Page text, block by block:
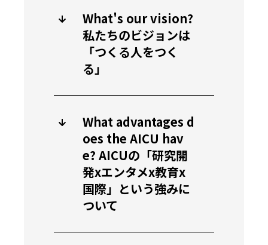
What's our vision?
私たちのビジョンは
「つくる人をつく
る」
What advantages d
oes the AICU hav
e? AICUの「研究開
発xエンタメx教育x
国際」という強みに
ついて